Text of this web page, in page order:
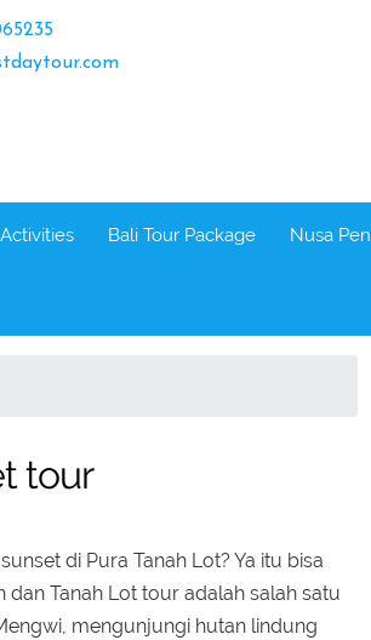
Bali Tour Package Nusa
tour
di Pura Tanah Lot? Ya itu bisa
Tanah Lot tour adalah salah satu
mengunjungi hutan lindung